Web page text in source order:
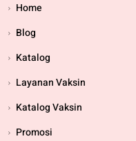
Home
Blog
Katalog
Layanan Vaksin
Katalog Vaksin
Promosi